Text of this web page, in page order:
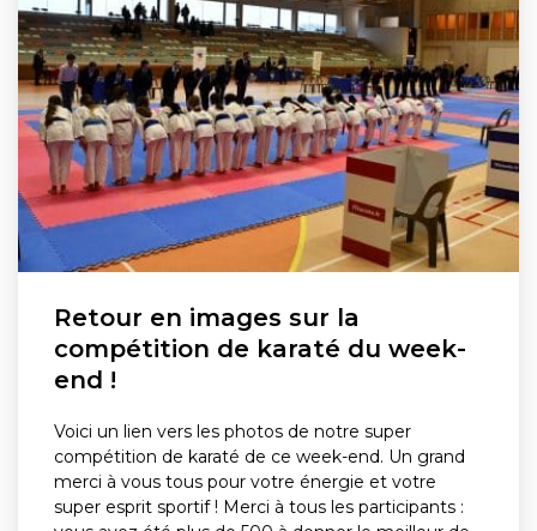
Retour en images sur la
compétition de karaté du week-
end !
Voici un lien vers les photos de notre super
compétition de karaté de ce week-end. Un grand
merci à vous tous pour votre énergie et votre
super esprit sportif ! Merci à tous les participants :